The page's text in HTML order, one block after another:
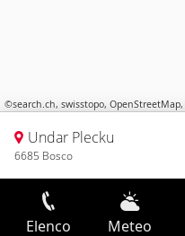
©search.ch, swisstopo, OpenStreetMap,
Undar Plecku
6685 Bosco
Elenco Meteo